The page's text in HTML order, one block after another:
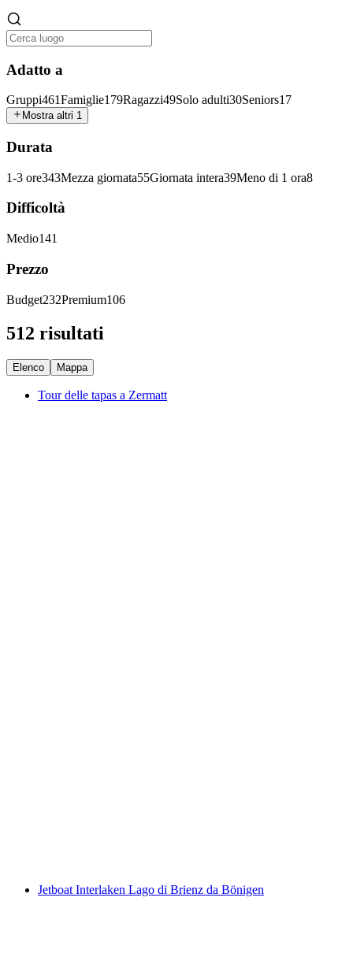
Adatto a
Gruppi461Famiglie179Ragazzi49Solo adulti30Seniors17
Mostra altri 1
Durata
1-3 ore343Mezza giornata55Giornata intera39Meno di 1 ora8
Difficoltà
Medio141
Prezzo
Budget232Premium106
512 risultati
Elenco Mappa
Tour delle tapas a Zermatt
Jetboat Interlaken Lago di Brienz da Bönigen